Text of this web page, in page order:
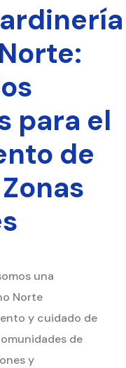
para el
de
una
Norte
y cuidado de
de
y